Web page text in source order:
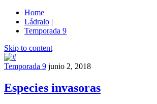
Home
Ládralo |
Temporada 9
Skip to content
Temporada 9 junio 2, 2018
Especies invasoras